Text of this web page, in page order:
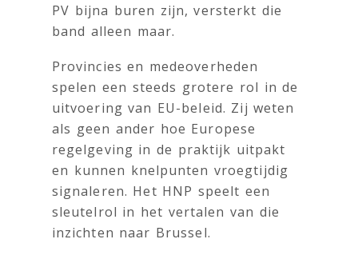
PV bijna buren zijn, versterkt die
band alleen maar.
Provincies en medeoverheden
spelen een steeds grotere rol in de
uitvoering van EU-beleid. Zij weten
als geen ander hoe Europese
regelgeving in de praktijk uitpakt
en kunnen knelpunten vroegtijdig
signaleren. Het HNP speelt een
sleutelrol in het vertalen van die
inzichten naar Brussel.